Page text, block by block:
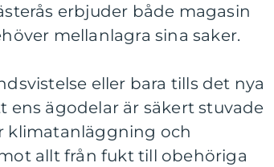
erbjuder både magasin
mellanlagra sina saker.
eller bara tills det nya
ens ägodelar är säkert stuvade
klimatanläggning och
allt från fukt till obehöriga